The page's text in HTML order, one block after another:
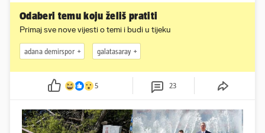
Odaberi temu koju želiš pratiti
Primaj sve nove vijesti o temi i budi u tijeku
adana demirspor galatasaray
5 23